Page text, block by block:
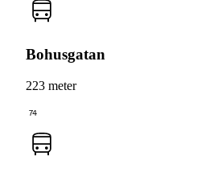
Bohusgatan
223 meter
74